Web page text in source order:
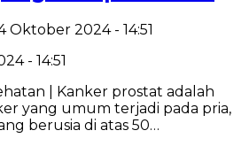
Oktober 2024 - 14:51
- 14:51
| Kanker prostat adalah
yang umum terjadi pada pria,
berusia di atas 50…